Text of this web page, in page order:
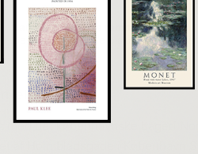
Langtidsholdbare rammer i egetræ
der beskytter dine plakater mange år
med det københavnske bageri
af Holmbladsgade i København